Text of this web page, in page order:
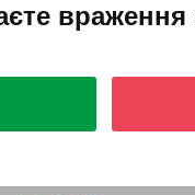
враження